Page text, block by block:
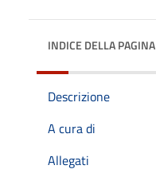
INDICE DELLA PAGINA
Descrizione
A cura di
Allegati